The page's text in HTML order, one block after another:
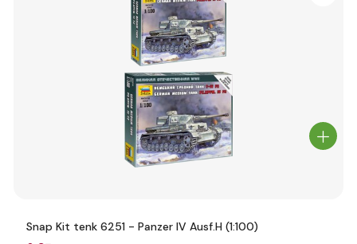
Snap Kit tenk 6251 - Panzer IV Ausf.H (1:100)